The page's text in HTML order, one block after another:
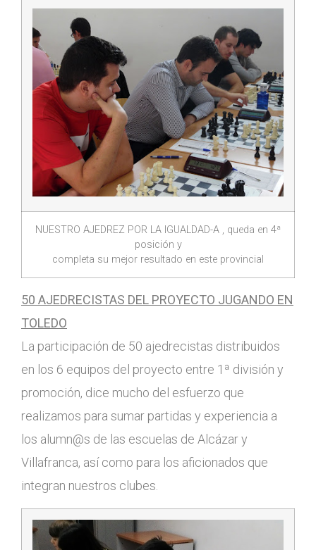
NUESTRO AJEDREZ POR LA IGUALDAD-A , queda en 4ª
posición y
completa su mejor resultado en este provincial
50 AJEDRECISTAS DEL PROYECTO JUGANDO EN
TOLEDO
La participación de 50 ajedrecistas distribuidos
en los 6 equipos del proyecto entre 1ª división y
promoción, dice mucho del esfuerzo que
realizamos para sumar partidas y experiencia a
los alumn@s de las escuelas de Alcázar y
Villafranca, así como para los aficionados que
integran nuestros clubes.